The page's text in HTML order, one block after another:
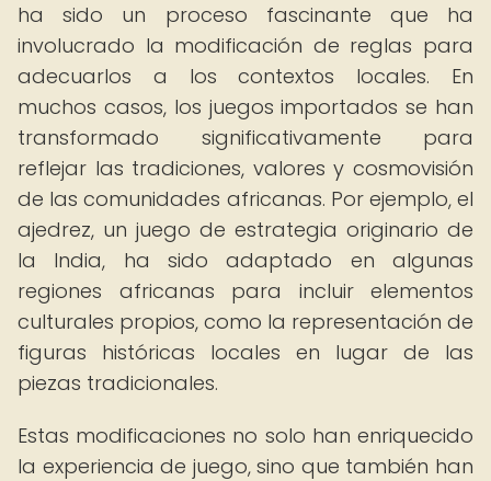
ha sido un proceso fascinante que ha
involucrado la modificación de reglas para
adecuarlos a los contextos locales. En
muchos casos, los juegos importados se han
transformado significativamente para
reflejar las tradiciones, valores y cosmovisión
de las comunidades africanas. Por ejemplo, el
ajedrez, un juego de estrategia originario de
la India, ha sido adaptado en algunas
regiones africanas para incluir elementos
culturales propios, como la representación de
figuras históricas locales en lugar de las
piezas tradicionales.
Estas modificaciones no solo han enriquecido
la experiencia de juego, sino que también han